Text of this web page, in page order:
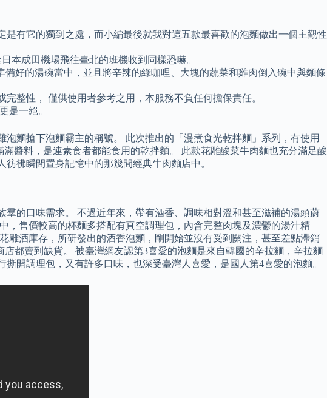
有它的獨到之處，而小編最後就我對這五款最喜歡的泡麵做出一個主觀性
本成田機場飛往臺北的班機收到同樣恐嚇。
好的湯碗當中，並且將辛辣的綠咖哩、大塊的蔬菜和雞肉倒入碗中與麵條
整性， 僅供使用者參考之用，本服務不負任何擔保責任。
是一絕。
麵搶下泡麵霸主的稱號。 此次推出的「漫煮食光乾拌麵」系列，有使用
醬料，是連素食者都能食用的乾拌麵。 此款花雕酸菜牛肉麵也充分滿足酸
彿瞬間置身記憶中的那幾間經典牛肉麵店中。
的口味需求。 不過近年來，帶有酒香、調味相對溫和甚至滋補的湯頭蔚
，售價較高的杯麵多搭配有真空調理包，內含完整肉塊及濃鬱的湯汁精
雕酒庫存，所研發出的酒香泡麵，剛開始並沒有受到關注，甚至差點滯銷
都賣到缺貨。 被臺灣網友認第3喜愛的泡麵是來自韓國的辛拉麵，辛拉麵
開調理包，又有許多口味，也深受臺灣人喜愛，是國人第4喜愛的泡麵。